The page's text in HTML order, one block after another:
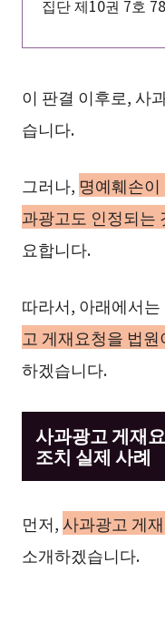
집단 제10권 7호
이 판결 이후로, 사
습니다.
그러나, 명예훼손
과광고도 인정되는
요합니다.
따라서, 아래에서
고 게재요청을 법
하겠습니다.
사과광고 게재
조치 실제 사례
먼저, 사과광고 게
소개하겠습니다.